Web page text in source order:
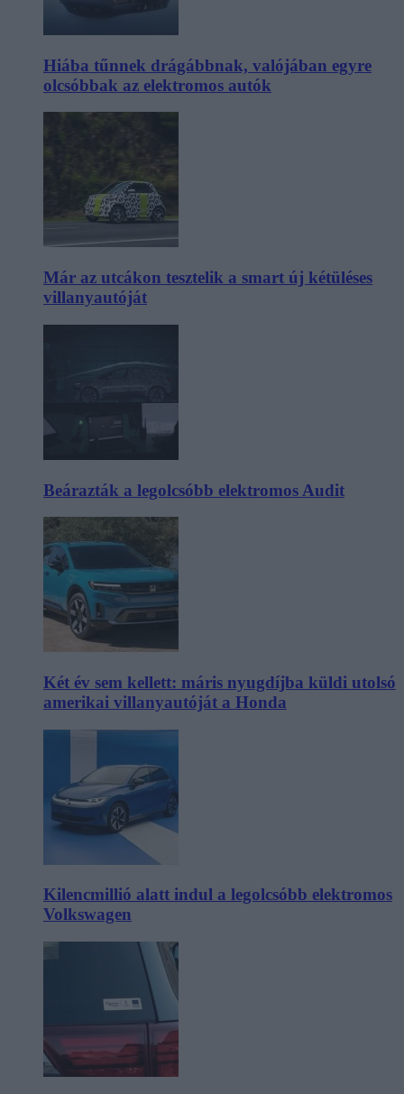
Hiába tűnnek drágábbnak, valójában egyre
olcsóbbak az elektromos autók
Már az utcákon tesztelik a smart új kétüléses
villanyautóját
Beárazták a legolcsóbb elektromos Audit
Két év sem kellett: máris nyugdíjba küldi utolsó
amerikai villanyautóját a Honda
Kilencmillió alatt indul a legolcsóbb elektromos
Volkswagen